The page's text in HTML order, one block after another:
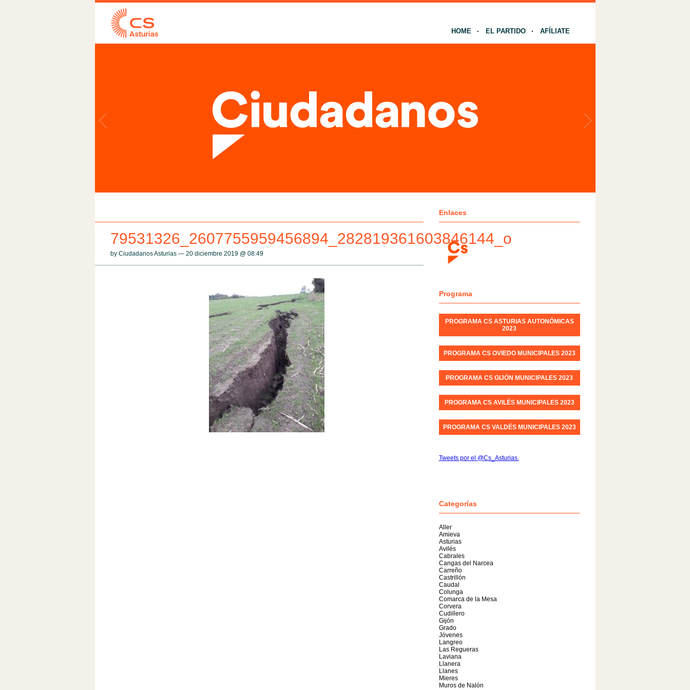
HOME EL PARTIDO AFÍLIATE
79531326_2607755959456894_282819361603846144_o
by Ciudadanos Asturias — 20 diciembre 2019 @ 08:49
Enlaces
Programa
PROGRAMA CS ASTURIAS AUTONÓMICAS
2023
PROGRAMA CS OVIEDO MUNICIPALES 2023
PROGRAMA CS GIJÓN MUNICIPALES 2023
PROGRAMA CS AVILÉS MUNICIPALES 2023
PROGRAMA CS VALDÉS MUNICIPALES 2023
Tweets por el @Cs_Asturias.
Categorías
Aller
Amieva
Asturias
Avilés
Cabrales
Cangas del Narcea
Carreño
Castrillón
Caudal
Colunga
Comarca de la Mesa
Corvera
Cudillero
Gijón
Grado
Jóvenes
Langreo
Las Regueras
Laviana
Llanera
Llanes
Mieres
Muros de Nalón